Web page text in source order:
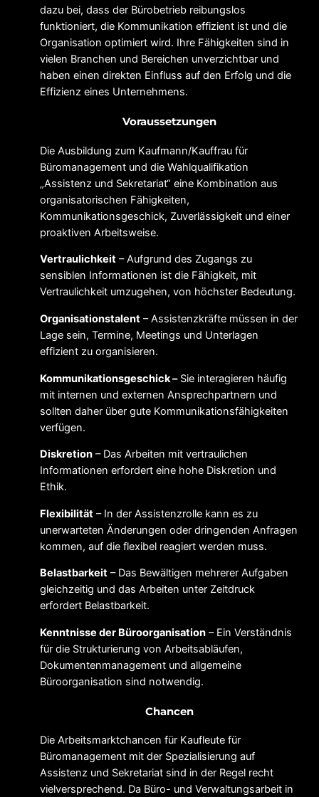
dazu bei, dass der Bürobetrieb reibungslos
funktioniert, die Kommunikation effizient ist und die
Organisation optimiert wird. Ihre Fähigkeiten sind in
vielen Branchen und Bereichen unverzichtbar und
haben einen direkten Einfluss auf den Erfolg und die
Effizienz eines Unternehmens.
Voraussetzungen
Die Ausbildung zum Kaufmann/Kauffrau für
Büromanagement und die Wahlqualifikation
„Assistenz und Sekretariat“ eine Kombination aus
organisatorischen Fähigkeiten,
Kommunikationsgeschick, Zuverlässigkeit und einer
proaktiven Arbeitsweise.
Vertraulichkeit – Aufgrund des Zugangs zu
sensiblen Informationen ist die Fähigkeit, mit
Vertraulichkeit umzugehen, von höchster Bedeutung.
Organisationstalent – Assistenzkräfte müssen in der
Lage sein, Termine, Meetings und Unterlagen
effizient zu organisieren.
Kommunikationsgeschick –Sie interagieren häufig
mit internen und externen Ansprechpartnern und
sollten daher über gute Kommunikationsfähigkeiten
verfügen.
Diskretion – Das Arbeiten mit vertraulichen
Informationen erfordert eine hohe Diskretion und
Ethik.
Flexibilität – In der Assistenzrolle kann es zu
unerwarteten Änderungen oder dringenden Anfragen
kommen, auf die flexibel reagiert werden muss.
Belastbarkeit – Das Bewältigen mehrerer Aufgaben
gleichzeitig und das Arbeiten unter Zeitdruck
erfordert Belastbarkeit.
Kenntnisse der Büroorganisation – Ein Verständnis
für die Strukturierung von Arbeitsabläufen,
Dokumentenmanagement und allgemeine
Büroorganisation sind notwendig.
Chancen
Die Arbeitsmarktchancen für Kaufleute für
Büromanagement mit der Spezialisierung auf
Assistenz und Sekretariat sind in der Regel recht
vielversprechend. Da Büro- und Verwaltungsarbeit in